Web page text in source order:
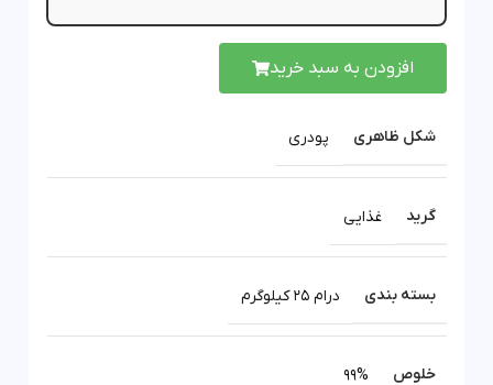
افزودن به سبد خرید
شکل ظاهری پودری
گرید غذایی
بسته بندی درام 25 کیلوگرم
خلوص 99%